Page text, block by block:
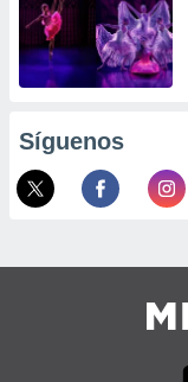
Síguenos